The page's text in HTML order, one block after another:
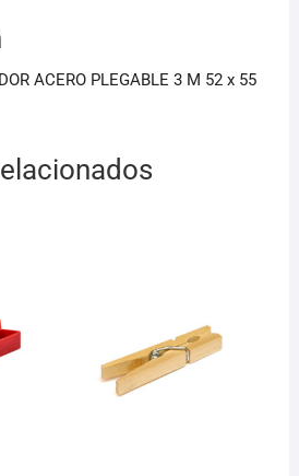
ACERO PLEGABLE 3 M 52 x 55